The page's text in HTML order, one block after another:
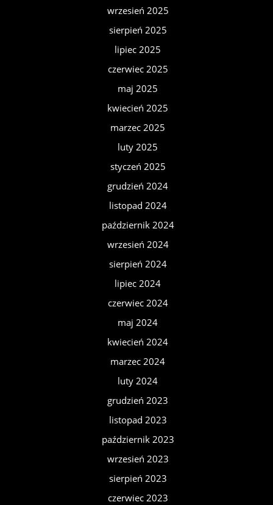
wrzesień 2025
sierpień 2025
lipiec 2025
czerwiec 2025
maj 2025
kwiecień 2025
marzec 2025
luty 2025
styczeń 2025
grudzień 2024
listopad 2024
październik 2024
wrzesień 2024
sierpień 2024
lipiec 2024
czerwiec 2024
maj 2024
kwiecień 2024
marzec 2024
luty 2024
grudzień 2023
listopad 2023
październik 2023
wrzesień 2023
sierpień 2023
czerwiec 2023